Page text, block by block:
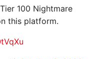
100 Nightmare
this platform.